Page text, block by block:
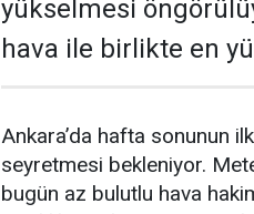
yükselmesi
hava ile birlikte en
Ankara’da hafta sonunun
seyretmesi bekleniyor.
bugün az bulutlu hava